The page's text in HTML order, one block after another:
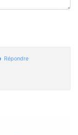
Répondre